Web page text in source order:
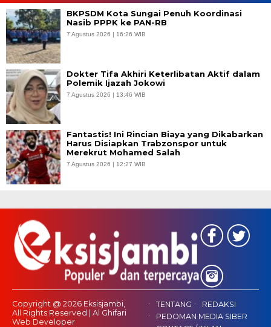
BKPSDM Kota Sungai Penuh Koordinasi
Nasib PPPK ke PAN-RB
7 Agustus 2026 | 16:26 WIB
Dokter Tifa Akhiri Keterlibatan Aktif dalam
Polemik Ijazah Jokowi
7 Agustus 2026 | 13:46 WIB
Fantastis! Ini Rincian Biaya yang Dikabarkan
Harus Disiapkan Trabzonspor untuk
Merekrut Mohamed Salah
7 Agustus 2026 | 12:27 WIB
Copyright @ 2026 Eksisjambi,
All Rights Reserved | Al Ghifari
Web Developer
TENTANG
REDAKSI
PEDOMAN MEDIA SIBER